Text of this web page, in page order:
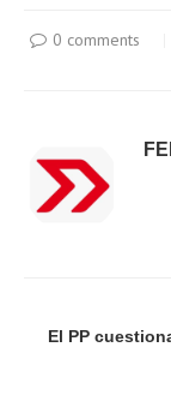
0 comments
El PP